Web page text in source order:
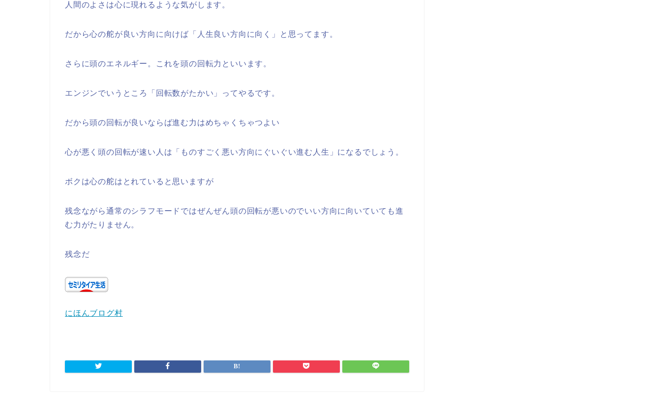
人間のよさは心に現れるような気がします。
だから心の舵が良い方向に向けば「人生良い方向に向く」と思ってます。
さらに頭のエネルギー。これを頭の回転力といいます。
エンジンでいうところ「回転数がたかい」ってやるです。
だから頭の回転が良いならば進む力はめちゃくちゃつよい
心が悪く頭の回転が速い人は「ものすごく悪い方向にぐいぐい進む人生」になるでしょう。
ボクは心の舵はとれていると思いますが
残念ながら通常のシラフモードではぜんぜん頭の回転が悪いのでいい方向に向いていても進
む力がたりません。
残念だ
にほんブログ村